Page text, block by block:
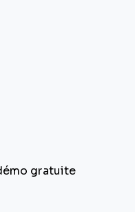
gratuite